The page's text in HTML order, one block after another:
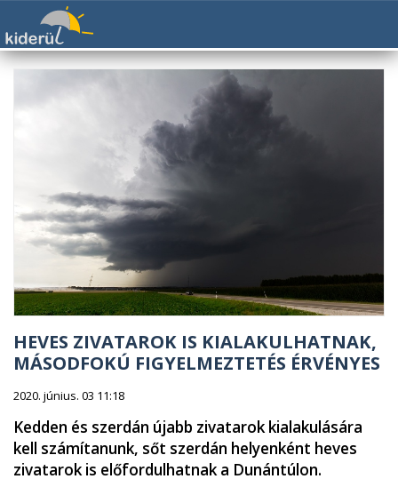
HEVES ZIVATAROK IS KIALAKULHATNAK,
MÁSODFOKÚ FIGYELMEZTETÉS ÉRVÉNYES
2020. június. 03 11:18
Kedden és szerdán újabb zivatarok kialakulására
kell számítanunk, sőt szerdán helyenként heves
zivatarok is előfordulhatnak a Dunántúlon.